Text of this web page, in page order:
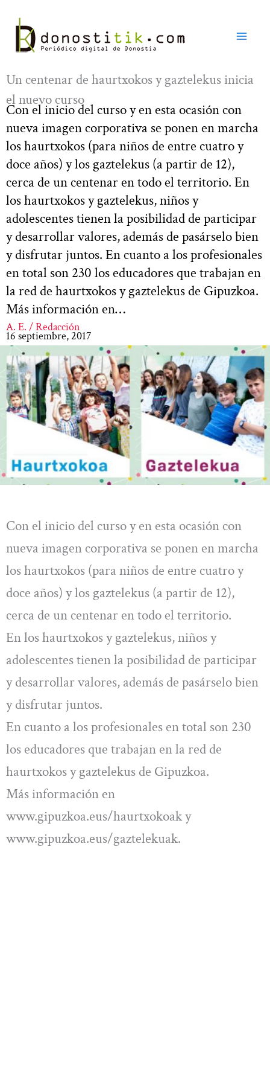
contenido
Un centenar de haurtxokos y gaztelekus inicia
el nuevo curso
Con el inicio del curso y en esta ocasión con
nueva imagen corporativa se ponen en marcha
los haurtxokos (para niños de entre cuatro y
doce años) y los gaztelekus (a partir de 12),
cerca de un centenar en todo el territorio. En
los haurtxokos y gaztelekus, niños y
adolescentes tienen la posibilidad de participar
y desarrollar valores, además de pasárselo bien
y disfrutar juntos. En cuanto a los profesionales
en total son 230 los educadores que trabajan en
la red de haurtxokos y gaztelekus de Gipuzkoa.
Más información en…
A. E. / Redacción
16 septiembre, 2017
Con el inicio del curso y en esta ocasión con
nueva imagen corporativa se ponen en marcha
los haurtxokos (para niños de entre cuatro y
doce años) y los gaztelekus (a partir de 12),
cerca de un centenar en todo el territorio.
En los haurtxokos y gaztelekus, niños y
adolescentes tienen la posibilidad de participar
y desarrollar valores, además de pasárselo bien
y disfrutar juntos.
En cuanto a los profesionales en total son 230
los educadores que trabajan en la red de
haurtxokos y gaztelekus de Gipuzkoa.
Más información en
www.gipuzkoa.eus/haurtxokoak y
www.gipuzkoa.eus/gaztelekuak.